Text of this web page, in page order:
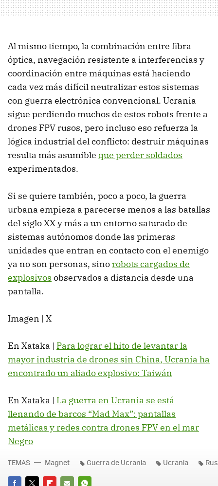
Al mismo tiempo, la combinación entre fibra
óptica, navegación resistente a interferencias y
coordinación entre máquinas está haciendo
cada vez más difícil neutralizar estos sistemas
con guerra electrónica convencional. Ucrania
sigue perdiendo muchos de estos robots frente a
drones FPV rusos, pero incluso eso refuerza la
lógica industrial del conflicto: destruir máquinas
resulta más asumible que perder soldados
experimentados.
Si se quiere también, poco a poco, la guerra
urbana empieza a parecerse menos a las batallas
del siglo XX y más a un entorno saturado de
sistemas autónomos donde las primeras
unidades que entran en contacto con el enemigo
ya no son personas, sinorobots cargados de
explosivos observados a distancia desde una
pantalla.
Imagen | X
En Xataka | Para lograr el hito de levantar la
mayor industria de drones sin China, Ucrania ha
encontrado un aliado explosivo: Taiwán
En Xataka | La guerra en Ucrania se está
llenando de barcos “Mad Max”: pantallas
metálicas y redes contra drones FPV en el mar
Negro
TEMAS Magnet Guerra de Ucrania Ucrania